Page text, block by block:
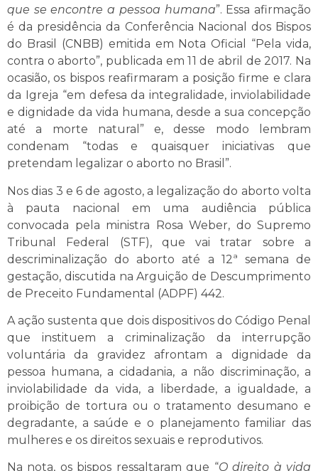
que se encontre a pessoa humana”. Essa afirmação
é da presidência da Conferência Nacional dos Bispos
do Brasil (CNBB) emitida em Nota Oficial “Pela vida,
contra o aborto”, publicada em 11 de abril de 2017. Na
ocasião, os bispos reafirmaram a posição firme e clara
da Igreja “em defesa da integralidade, inviolabilidade
e dignidade da vida humana, desde a sua concepção
até a morte natural” e, desse modo lembram
condenam “todas e quaisquer iniciativas que
pretendam legalizar o aborto no Brasil”.
Nos dias 3 e 6 de agosto, a legalização do aborto volta
à pauta nacional em uma audiência pública
convocada pela ministra Rosa Weber, do Supremo
Tribunal Federal (STF), que vai tratar sobre a
descriminalização do aborto até a 12ª semana de
gestação, discutida na Arguição de Descumprimento
de Preceito Fundamental (ADPF) 442.
A ação sustenta que dois dispositivos do Código Penal
que instituem a criminalização da interrupção
voluntária da gravidez afrontam a dignidade da
pessoa humana, a cidadania, a não discriminação, a
inviolabilidade da vida, a liberdade, a igualdade, a
proibição de tortura ou o tratamento desumano e
degradante, a saúde e o planejamento familiar das
mulheres e os direitos sexuais e reprodutivos.
Na nota, os bispos ressaltaram que “O direito à vida